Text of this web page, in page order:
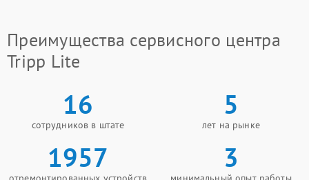
Преимущества сервисного центра
Tripp Lite
16
сотрудников в штате
5
лет на рынке
1957 3